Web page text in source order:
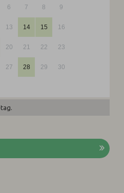
6 7 8 9
13 14 15 16
20 21 22 23
27 28 29 30